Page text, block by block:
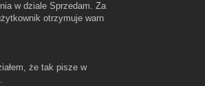
w dziale Sprzedam. Za
otrzymuje warn
że tak pisze w